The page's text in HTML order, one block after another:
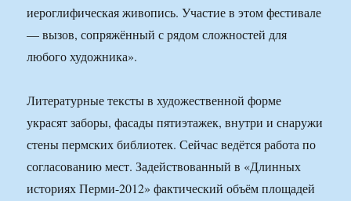
иероглифическая живопись. Участие в этом фестивале
— вызов, сопряжённый с рядом сложностей для
любого художника».
Литературные тексты в художественной форме
украсят заборы, фасады пятиэтажек, внутри и снаружи
стены пермских библиотек. Сейчас ведётся работа по
согласованию мест. Задействованный в «Длинных
историях Перми-2012» фактический объём площадей